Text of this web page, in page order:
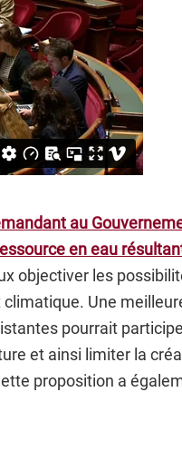
au
en eau
objectiver les
Une
pourrait
et ainsi limiter la
proposition a